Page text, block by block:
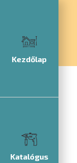
Kezdőlap
Katalógus